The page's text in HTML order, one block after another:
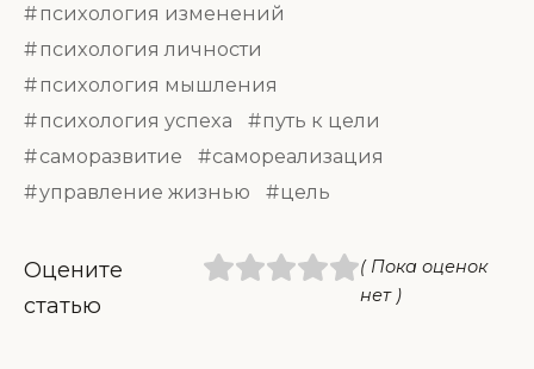
психология изменений
психология личности
психология мышления
психология успеха
путь к цели
саморазвитие
самореализация
управление жизнью
цель
Оцените
статью
( Пока оценок
нет )